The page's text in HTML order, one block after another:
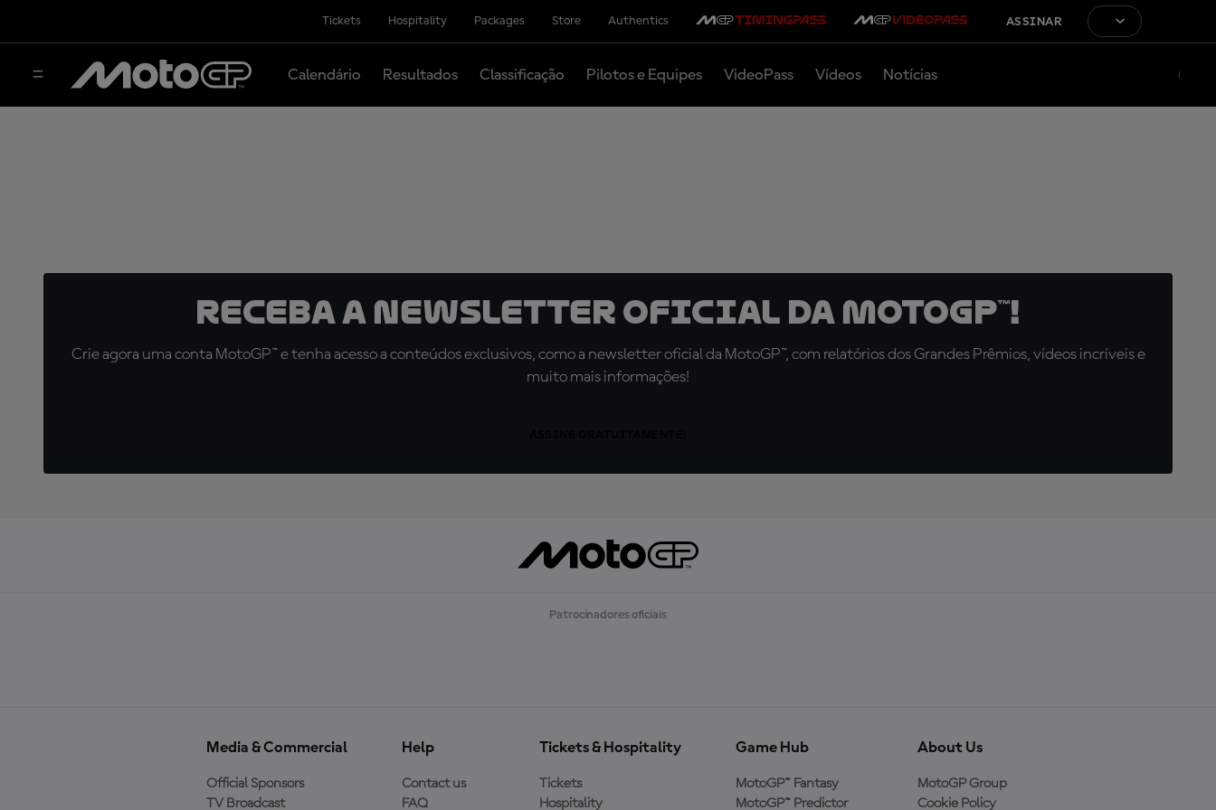
Tickets Hospitality Packages Store Authentics ASSINAR
Calendário Resultados Classificação Pilotos e Equipes VideoPass Vídeos Notícias
Receba a newsletter oficial da MotoGP™!
Crie agora uma conta MotoGP™ e tenha acesso a conteúdos exclusivos, como a newsletter oficial da MotoGP™, com relatórios dos Grandes Prêmios, vídeos incríveis e
muito mais informações!
Patrocinadores oficiais
Media & Commercial
Official Sponsors
TV Broadcast
Help
Contact us
FAQ
Tickets & Hospitality
Tickets
Hospitality
Game Hub
MotoGP™ Fantasy
MotoGP™ Predictor
About Us
MotoGP Group
Cookie Policy